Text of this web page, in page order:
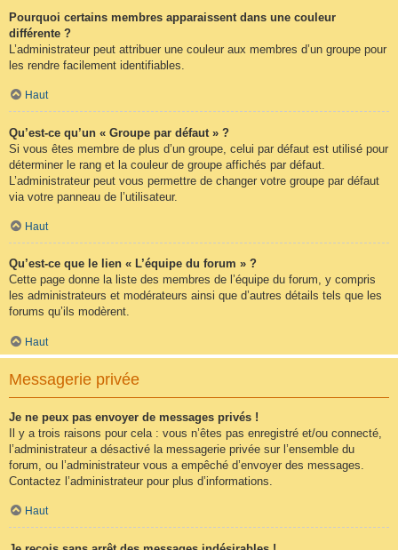
Pourquoi certains membres apparaissent dans une couleur
différente ?
L’administrateur peut attribuer une couleur aux membres d’un groupe pour
les rendre facilement identifiables.
Haut
Qu’est-ce qu’un « Groupe par défaut » ?
Si vous êtes membre de plus d’un groupe, celui par défaut est utilisé pour
déterminer le rang et la couleur de groupe affichés par défaut.
L’administrateur peut vous permettre de changer votre groupe par défaut
via votre panneau de l’utilisateur.
Haut
Qu’est-ce que le lien « L’équipe du forum » ?
Cette page donne la liste des membres de l’équipe du forum, y compris
les administrateurs et modérateurs ainsi que d’autres détails tels que les
forums qu’ils modèrent.
Haut
Messagerie privée
Je ne peux pas envoyer de messages privés !
Il y a trois raisons pour cela : vous n’êtes pas enregistré et/ou connecté,
l’administrateur a désactivé la messagerie privée sur l’ensemble du
forum, ou l’administrateur vous a empêché d’envoyer des messages.
Contactez l’administrateur pour plus d’informations.
Haut